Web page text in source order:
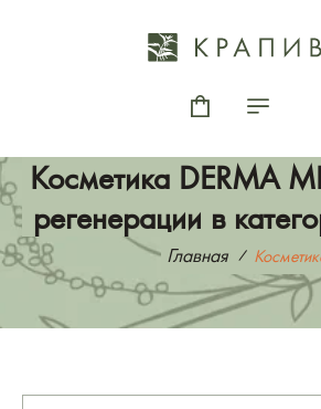
Косметика DERMA
регенерации в
Главная